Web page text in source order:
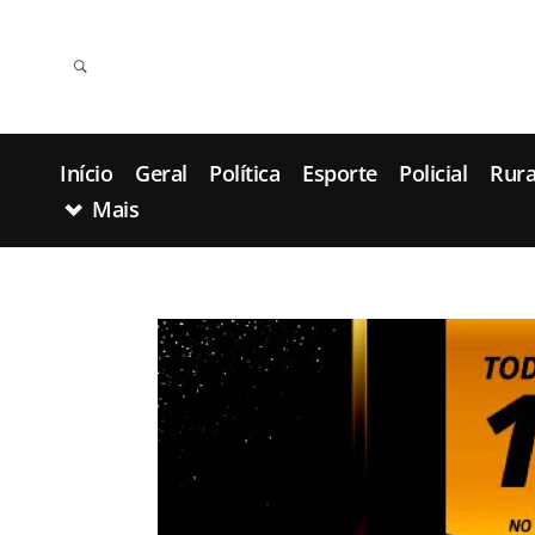
Início Geral Política Esporte Policial
Mais